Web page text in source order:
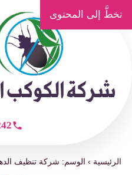
تخطَّ إلى المحتوى
الرئيسية ›الوسم: شركة تنظيف